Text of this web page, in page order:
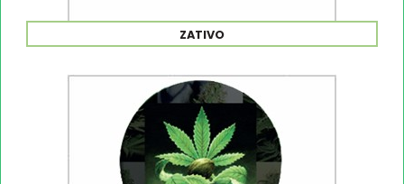
ZATIVO